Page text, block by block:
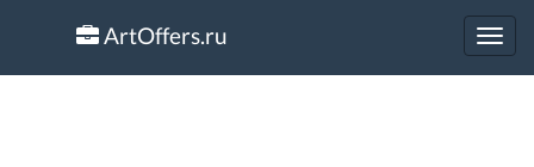
ArtOffers.ru